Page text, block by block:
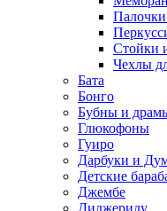
Палочки
Стойки
Чехлы
Бата
Бонго
Бубны и
Глюкофоны
Гуиро
Дарбуки и
Детские
Джембе
Диджериду